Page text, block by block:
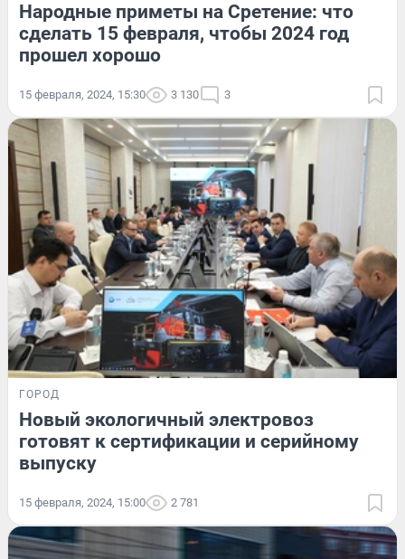
Народные приметы на Сретение: что
сделать 15 февраля, чтобы 2024 год
прошел хорошо
15 февраля, 2024, 15:30 3 130 3
ГОРОД
Новый экологичный электровоз
готовят к сертификации и серийному
выпуску
15 февраля, 2024, 15:00 2 781